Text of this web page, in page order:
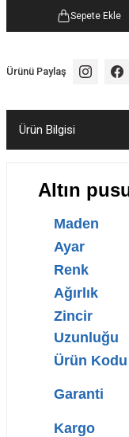
Sepete Ekle
Ürünü Paylaş
Ürün Bilgisi
Altın
Maden
Ayar
Renk
Ağırlık
Zincir
Uzunluğu
Ürün Kodu
Garanti
Kargo